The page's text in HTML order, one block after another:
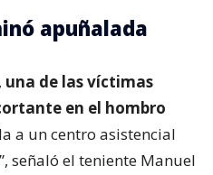
apuñalada
una de las víctimas
en el hombro
a un centro asistencial
señaló el teniente Manuel